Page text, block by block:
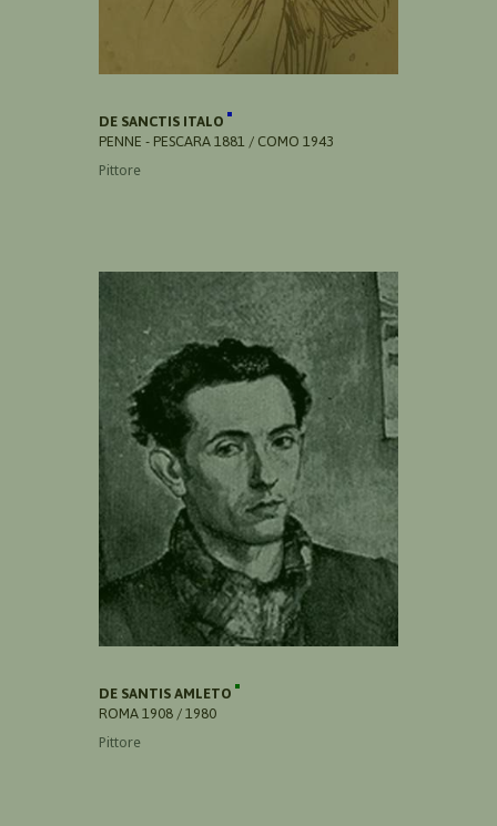
DE SANCTIS ITALO
PENNE - PESCARA 1881 / COMO 1943
Pittore
DE SANTIS AMLETO
ROMA 1908 / 1980
Pittore